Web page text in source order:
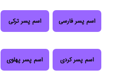
اسم پسر فارسی اسم پسر ترکی
اسم پسر کردی اسم پسر پهلوی